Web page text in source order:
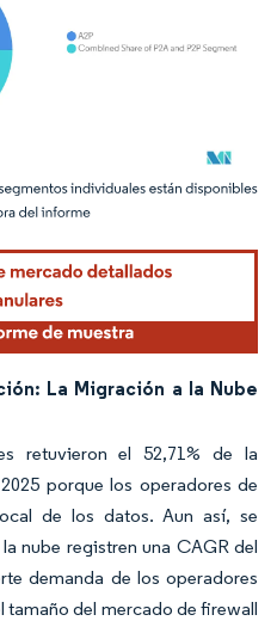
atribución según CC BY 4.0.
La Migración a la Nube
retuvieron el 52,71% de la
porque los operadores de
de los datos. Aun así, se
nube registren una CAGR del
demanda de los operadores
tamaño del mercado de firewall